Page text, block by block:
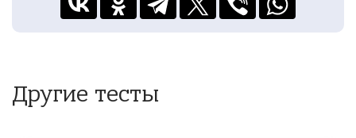
Другие тесты